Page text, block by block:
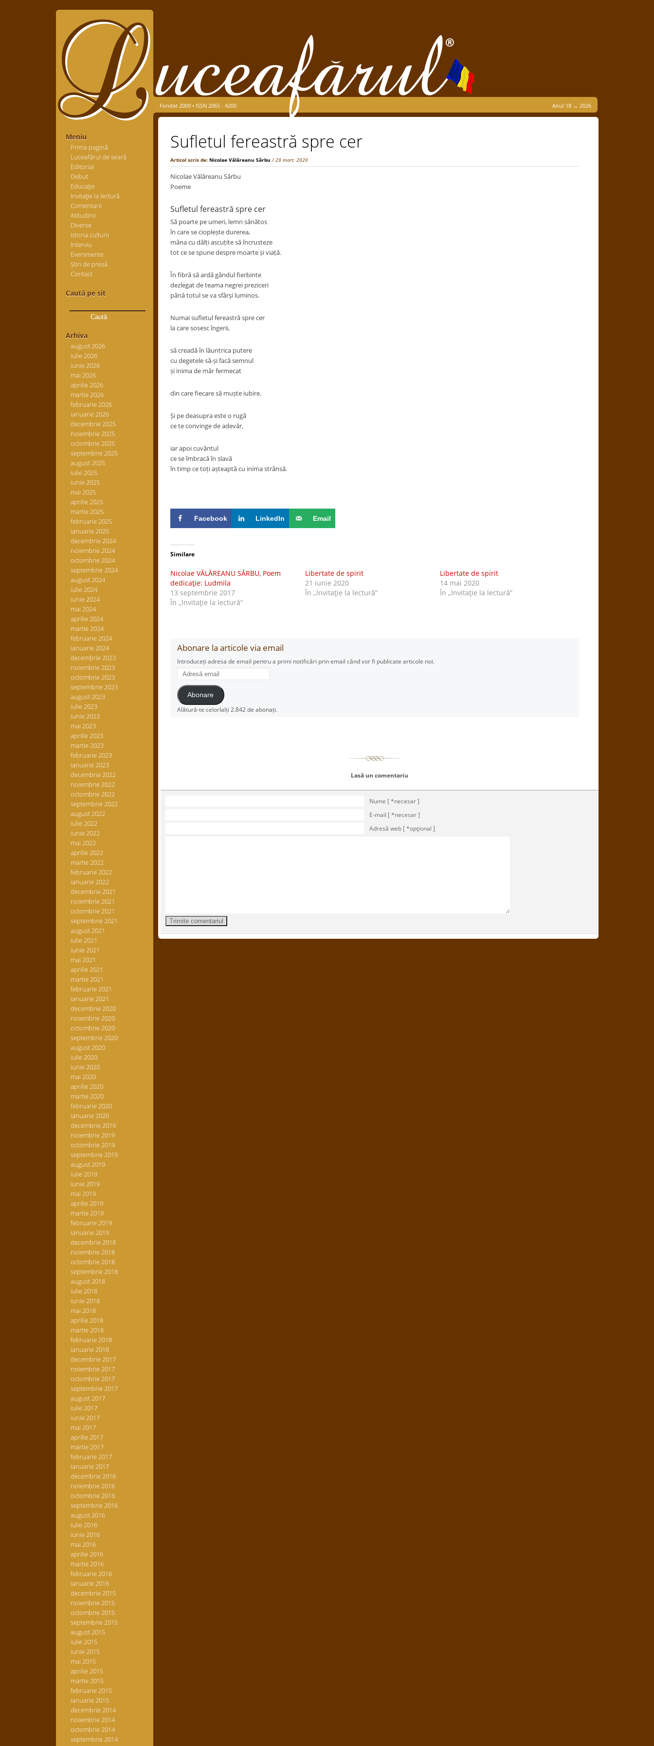
Meniu
Prima pagină
Luceafărul de seară
Editorial
Debut
Educaţie
Invitaţie la lectură
Comentarii
Atitudinii
Diverse
Istoria culturii
Interviu
Evenimente
Știri de presă
Contact
Caută pe sit
după:
Arhiva
august 2026
iulie 2026
iunie 2026
mai 2026
aprilie 2026
martie 2026
februarie 2026
ianuarie 2026
decembrie 2025
noiembrie 2025
octombrie 2025
septembrie 2025
august 2025
iulie 2025
iunie 2025
mai 2025
aprilie 2025
martie 2025
februarie 2025
ianuarie 2025
decembrie 2024
noiembrie 2024
octombrie 2024
septembrie 2024
august 2024
iulie 2024
iunie 2024
mai 2024
aprilie 2024
martie 2024
februarie 2024
ianuarie 2024
decembrie 2023
noiembrie 2023
octombrie 2023
septembrie 2023
august 2023
iulie 2023
iunie 2023
mai 2023
aprilie 2023
martie 2023
februarie 2023
ianuarie 2023
decembrie 2022
noiembrie 2022
octombrie 2022
septembrie 2022
august 2022
iulie 2022
iunie 2022
mai 2022
aprilie 2022
martie 2022
februarie 2022
ianuarie 2022
decembrie 2021
noiembrie 2021
octombrie 2021
septembrie 2021
august 2021
iulie 2021
iunie 2021
mai 2021
aprilie 2021
martie 2021
februarie 2021
ianuarie 2021
decembrie 2020
noiembrie 2020
octombrie 2020
septembrie 2020
august 2020
iulie 2020
iunie 2020
mai 2020
aprilie 2020
martie 2020
februarie 2020
ianuarie 2020
decembrie 2019
noiembrie 2019
octombrie 2019
septembrie 2019
august 2019
iulie 2019
iunie 2019
mai 2019
aprilie 2019
martie 2019
februarie 2019
ianuarie 2019
decembrie 2018
noiembrie 2018
octombrie 2018
septembrie 2018
august 2018
iulie 2018
iunie 2018
mai 2018
aprilie 2018
martie 2018
februarie 2018
ianuarie 2018
decembrie 2017
noiembrie 2017
octombrie 2017
septembrie 2017
august 2017
iulie 2017
iunie 2017
mai 2017
aprilie 2017
martie 2017
februarie 2017
ianuarie 2017
decembrie 2016
noiembrie 2016
octombrie 2016
septembrie 2016
august 2016
iulie 2016
iunie 2016
mai 2016
aprilie 2016
martie 2016
februarie 2016
ianuarie 2016
decembrie 2015
noiembrie 2015
octombrie 2015
septembrie 2015
august 2015
iulie 2015
iunie 2015
mai 2015
aprilie 2015
martie 2015
februarie 2015
ianuarie 2015
decembrie 2014
noiembrie 2014
octombrie 2014
septembrie 2014
Fondat 2009 • ISSN 2065 - 4200 Anul 18 → 2026
Sufletul fereastră spre cer
Articol scris de: Nicolae Vălăreanu Sârbu / 29 mart. 2020
Nicolae Vălăreanu Sârbu
Poeme
Sufletul fereastră spre cer
Să poarte pe umeri, lemn sănătos
în care se cioplește durerea,
mâna cu dălți ascuțite să încrusteze
tot ce se spune despre moarte și viață.
În fibră să ardă gândul fierbinte
dezlegat de teama negrei preziceri
până totul se va sfârși luminos.
Numai sufletul fereastră spre cer
la care sosesc îngerii,
să creadă în lăuntrica putere
cu degetele să-și facă semnul
și inima de măr fermecat
din care fiecare să muște iubire.
Și pe deasupra este o rugă
ce te convinge de adevăr,
iar apoi cuvântul
ce se îmbracă în slavă
în timp ce toți așteaptă cu inima strânsă.
Facebook LinkedIn Email
Similare
Nicolae VĂLĂREANU SÂRBU, Poem
dedicaţie: Ludmila
13 septembrie 2017
În „lnvitaţie la lectură”
Libertate de spirit
21 iunie 2020
În „lnvitaţie la lectură”
Libertate de spirit
14 mai 2020
În „lnvitaţie la lectură”
Abonare la articole via email
Introduceți adresa de email pentru a primi notificări prin email când vor fi publicate articole noi.
Adresă
email
Abonare
Alătură-te celorlalți 2.842 de abonați.
Lasă un comentariu
Nume [ *necesar ]
E-mail [ *necesar ]
Adresă web [ *opţional ]